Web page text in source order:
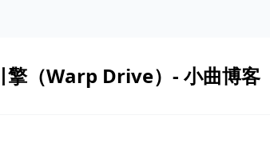
擎（Warp Drive）- 小曲博客